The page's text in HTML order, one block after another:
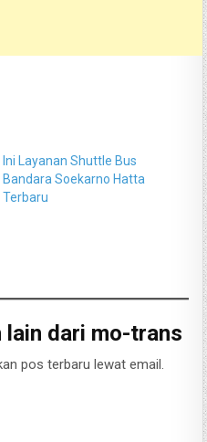
Ini Layanan Shuttle Bus
Bandara Soekarno Hatta
Terbaru
lain dari mo-trans
pos terbaru lewat email.